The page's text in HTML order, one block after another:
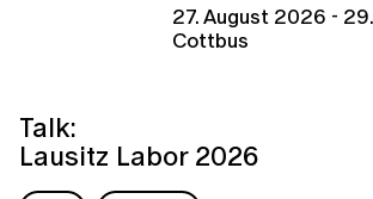
27. August 2026 -
Cottbus
Talk:
Lausitz Labor 2026